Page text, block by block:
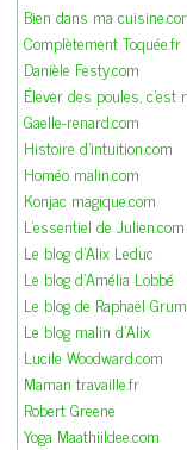
Bien dans ma
Complètement Toquée.fr
Danièle Festy.com
Élever des poules, c'est
Gaelle-renard.com
Histoire d'intuition.com
Homéo malin.com
Konjac magique.com
L'essentiel de Julien.com
Le blog d'Alix Leduc
Le blog d'Amélia Lobbé
Le blog de Raphaël
Le blog malin d'Alix
Lucile Woodward.com
Maman travaille.fr
Robert Greene
Yoga Maathiildee.com